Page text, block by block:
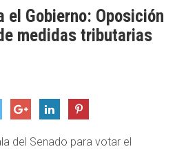
el Gobierno: Oposición
medidas tributarias
del Senado para votar el